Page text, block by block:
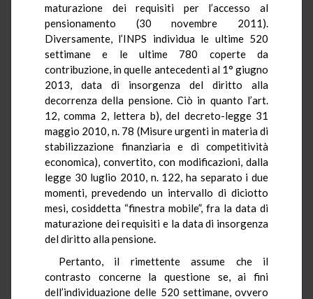
maturazione dei requisiti per l’accesso al
pensionamento (30 novembre 2011).
Diversamente, l’INPS individua le ultime 520
settimane e le ultime 780 coperte da
contribuzione, in quelle antecedenti al 1° giugno
2013, data di insorgenza del diritto alla
decorrenza della pensione. Ciò in quanto l’art.
12, comma 2, lettera b), del decreto-legge 31
maggio 2010, n. 78 (Misure urgenti in materia di
stabilizzazione finanziaria e di competitività
economica), convertito, con modificazioni, dalla
legge 30 luglio 2010, n. 122, ha separato i due
momenti, prevedendo un intervallo di diciotto
mesi, cosiddetta “finestra mobile”, fra la data di
maturazione dei requisiti e la data di insorgenza
del diritto alla pensione.
Pertanto, il rimettente assume che il
contrasto concerne la questione se, ai fini
dell’individuazione delle 520 settimane, ovvero